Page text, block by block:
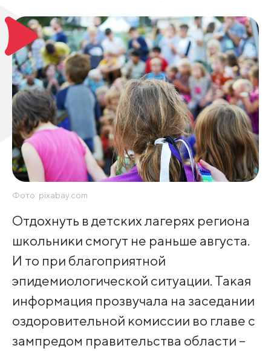
Фото: pixabay.com
Отдохнуть в детских лагерях региона
школьники смогут не раньше августа.
И то при благоприятной
эпидемиологической ситуации. Такая
информация прозвучала на заседании
оздоровительной комиссии во главе с
зампредом правительства области –